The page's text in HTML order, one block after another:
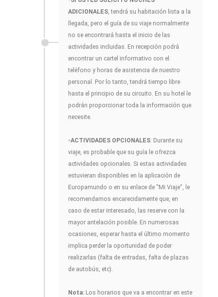
ADICIONALES, tendrá su habitación lista a la
llegada, pero el guía de su viaje normalmente
no se encontrará hasta el inicio de las
actividades incluidas. En recepción podrá
encontrar un cartel informativo con el
teléfono y horas de asistencia de nuestro
personal. Por lo tanto, tendrá tiempo libre
hasta el principio de su circuito. En su hotel le
podrán proporcionar toda la información que
necesite.
-ACTIVIDADES OPCIONALES: Durante su
viaje, es probable que su guía le ofrezca
actividades opcionales. Si estas actividades
estuvieran disponibles en la aplicación de
Europamundo o en su enlace de "Mi Viaje", le
recomendamos encarecidamente que, en
caso de estar interesado, las reserve con la
mayor antelación posible. En numerosas
ocasiones, esperar hasta el último momento
implica perder la oportunidad de poder
realizarlas (falta de entradas, falta de plazas
de autobús, etc).
Nota: Los horarios que va a encontrar en este